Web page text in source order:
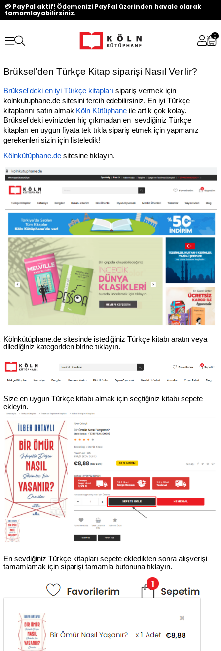
💳 PayPal aktif! Ödemenizi PayPal üzerinden havale olarak
tamamlayabilirsiniz.
0
Brüksel'den Türkçe Kitap siparişi Nasıl Verilir?
Brüksel'deki en iyi Türkçe kitapları sipariş vermek için
kolnkutuphane.de sitesini tercih edebilirsiniz. En iyi Türkçe
kitaplarını satın almak Köln Kütüphane ile artık çok kolay.
Brüksel'deki evinizden hiç çıkmadan en  sevdiğiniz Türkçe
kitapları en uygun fiyata tek tıkla sipariş etmek için yapmanız
gerekenleri sizin için listeledik!
Kölnkütüphane.de sitesine tıklayın.
Kölnkütüphane.de sitesinde istediğiniz Türkçe kitabı aratın veya
dilediğiniz kategoriden birine tıklayın.
Size en uygun Türkçe kitabı almak için seçtiğiniz kitabı sepete
ekleyin.
En sevdiğiniz Türkçe kitapları sepete ekledikten sonra alışverişi
tamamlamak için siparişi tamamla butonuna tıklayın.